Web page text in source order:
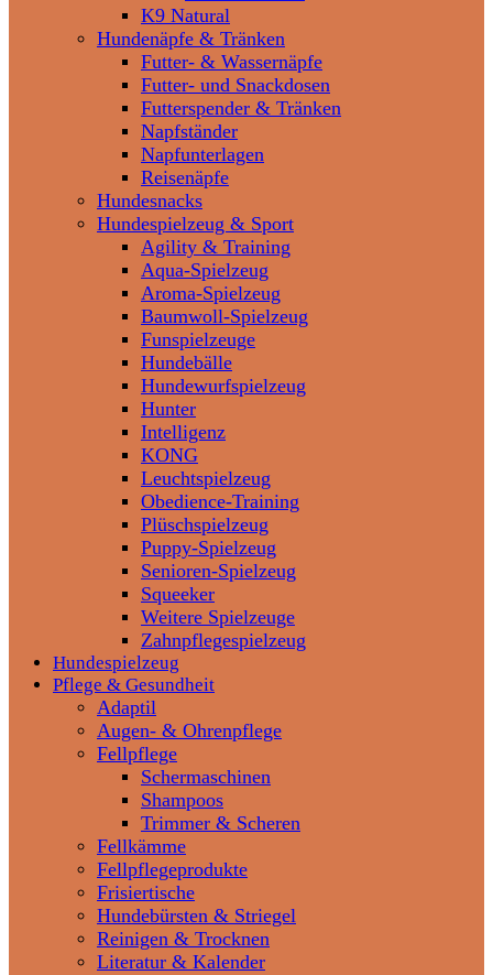
K9 Natural
Hundenäpfe & Tränken
Futter- & Wassernäpfe
Futter- und Snackdosen
Futterspender & Tränken
Napfständer
Napfunterlagen
Reisenäpfe
Hundesnacks
Hundespielzeug & Sport
Agility & Training
Aqua-Spielzeug
Aroma-Spielzeug
Baumwoll-Spielzeug
Funspielzeuge
Hundebälle
Hundewurfspielzeug
Hunter
Intelligenz
KONG
Leuchtspielzeug
Obedience-Training
Plüschspielzeug
Puppy-Spielzeug
Senioren-Spielzeug
Squeeker
Weitere Spielzeuge
Zahnpflegespielzeug
Hundespielzeug
Pflege & Gesundheit
Adaptil
Augen- & Ohrenpflege
Fellpflege
Schermaschinen
Shampoos
Trimmer & Scheren
Fellkämme
Fellpflegeprodukte
Frisiertische
Hundebürsten & Striegel
Reinigen & Trocknen
Literatur & Kalender